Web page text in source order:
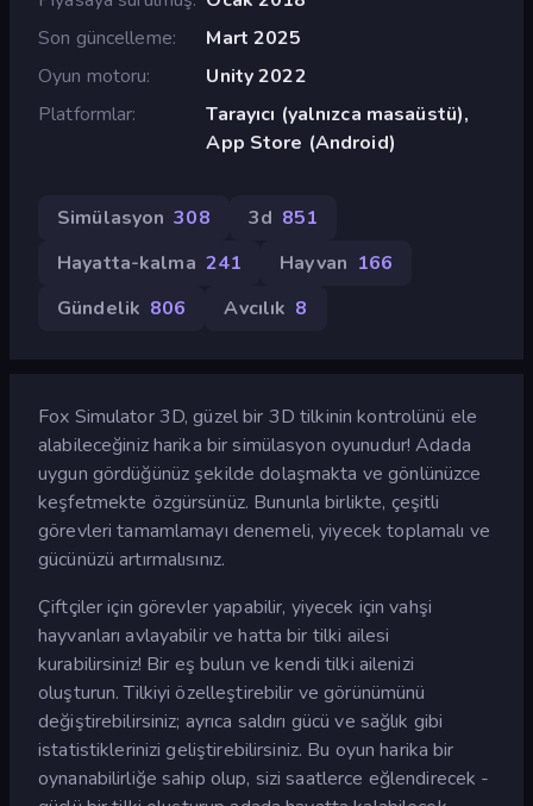
Son güncelleme
Mart 2025
Oyun motoru
Unity 2022
Platformlar
Tarayıcı (yalnızca masaüstü),
App Store (Android)
Simülasyon 308 3d 851
Hayatta-kalma 241 Hayvan 166
Gündelik 806 Avcılık 8
Fox Simulator 3D, güzel bir 3D tilkinin kontrolünü ele
alabileceğiniz harika bir simülasyon oyunudur! Adada
uygun gördüğünüz şekilde dolaşmakta ve gönlünüzce
keşfetmekte özgürsünüz. Bununla birlikte, çeşitli
görevleri tamamlamayı denemeli, yiyecek toplamalı ve
gücünüzü artırmalısınız.
Çiftçiler için görevler yapabilir, yiyecek için vahşi
hayvanları avlayabilir ve hatta bir tilki ailesi
kurabilirsiniz! Bir eş bulun ve kendi tilki ailenizi
oluşturun. Tilkiyi özelleştirebilir ve görünümünü
değiştirebilirsiniz; ayrıca saldırı gücü ve sağlık gibi
istatistiklerinizi geliştirebilirsiniz. Bu oyun harika bir
oynanabilirliğe sahip olup, sizi saatlerce eğlendirecek -